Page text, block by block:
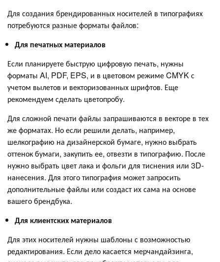
Для создания брендированных носителей в типографиях
потребуются разные форматы файлов:
Для печатных материалов
Если планируете быструю цифровую печать, нужны
форматы AI, PDF, EPS, и в цветовом режиме CMYK с
учетом вылетов и векторизованных шрифтов. Еще
рекомендуем сделать цветопробу.
Для сложной печати файлы запрашиваются в векторе в тех
же форматах. Но если решили делать, например,
шелкографию на дизайнерской бумаге, нужно выбрать
оттенок бумаги, закупить ее, отвезти в типографию. После
нужно выбрать цвет лака и фольги для тиснения или 3D-
нанесения. Для этого типография может запросить
дополнительные файлы или создаст их сама на основе
вашего брендбука.
Для клиентских материалов
Для этих носителей нужны шаблоны с возможностью
редактирования. Если дело касается мерчандайзинга,